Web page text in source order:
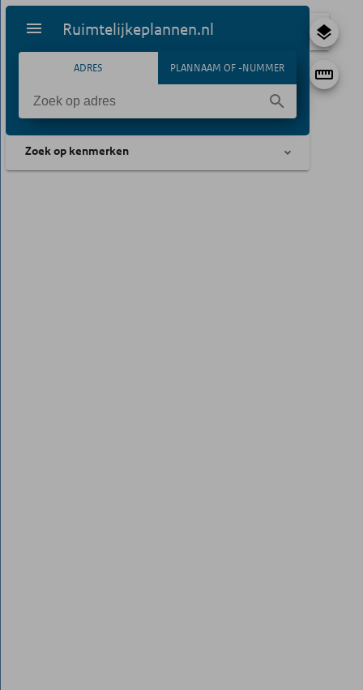
Ruimtelijkeplannen.nl
ADRES PLANNAAM OF -NUMMER
Zoek op kenmerken